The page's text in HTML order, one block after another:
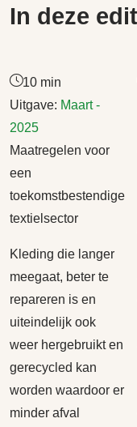
In deze
10 min
Uitgave: Maart -
2025
Maatregelen voor
een
toekomstbestendige
textielsector
Kleding die langer
meegaat, beter te
repareren is en
uiteindelijk ook
weer hergebruikt en
gerecycled kan
worden waardoor er
minder afval